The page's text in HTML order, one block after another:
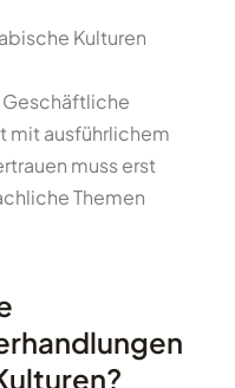
Kulturen
mit ausführlichem
muss erst
Themen